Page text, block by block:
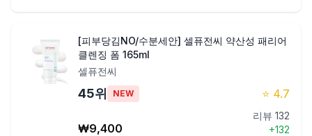
[피부당김NO/수분세안] 셀퓨전씨 약산성 패리어
클렌징 폼 165ml
셀퓨전씨
45위 NEW ⭐ 4.7
₩9,400
리뷰 132
+132